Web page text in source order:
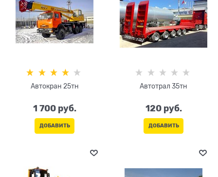
Автокран 25тн
1 700 руб.
ДОБАВИТЬ
Автотрал 35тн
120 руб.
ДОБАВИТЬ